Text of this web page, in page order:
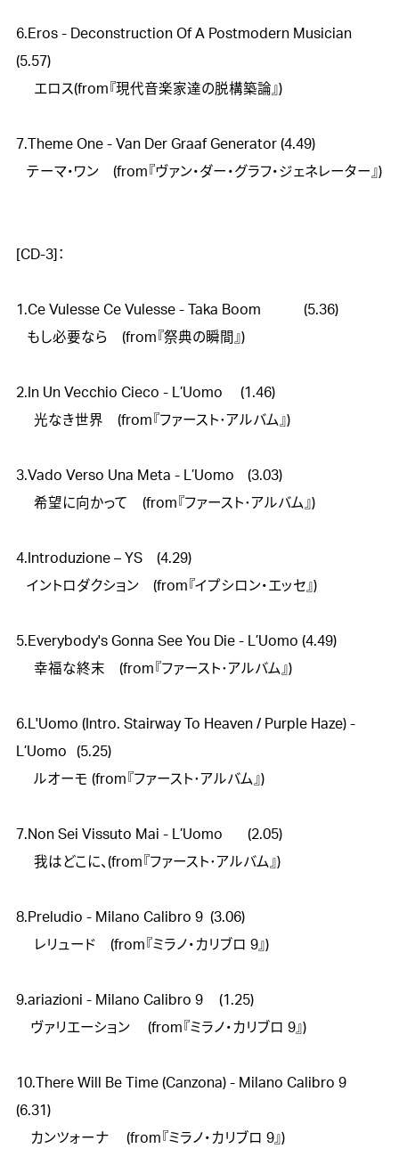
6.Eros - Deconstruction Of A Postmodern Musician
(5.57)
エロス(from『現代音楽家達の脱構築論』)
7.Theme One - Van Der Graaf Generator (4.49)
[CD-3]：
1.Ce Vulesse Ce Vulesse - Taka Boom　　　(5.36)
2.In Un Vecchio Cieco - L’Uomo　 (1.46)
光なき世界　(from『ファースト･アルバム』)
3.Vado Verso Una Meta - L’Uomo	 (3.03)
希望に向かって　(from『ファースト･アルバム』)
4.Introduzione – YS　(4.29)
5.Everybody's Gonna See You Die - L’Uomo (4.49)
幸福な終末　(from『ファースト･アルバム』)
6.L'Uomo (Intro. Stairway To Heaven / Purple Haze) -
L’Uomo 	 (5.25)
ルオーモ (from『ファースト･アルバム』)
7.Non Sei Vissuto Mai - L’Uomo	 (2.05)
我はどこに、(from『ファースト･アルバム』)
8.Preludio - Milano Calibro 9  (3.06)
レリュード　(from『ミラノ・カリブロ 9』)
9.ariazioni - Milano Calibro 9	 (1.25)
10.There Will Be Time (Canzona) - Milano Calibro 9
(6.31)